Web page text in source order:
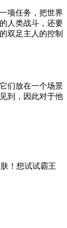
项任务，把世界
人类战斗，还要
双足主人的控制
们放在一个场景
到，因此对于他
！想试试霸王